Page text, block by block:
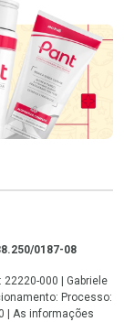
0187-08
22220-000 | Gabriele
Processo:
| As informações